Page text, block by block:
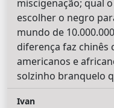
miscigenação; qual
escolher o negro
mundo de
diferença faz chinês
americanos e
solzinho branquelo
Ivan